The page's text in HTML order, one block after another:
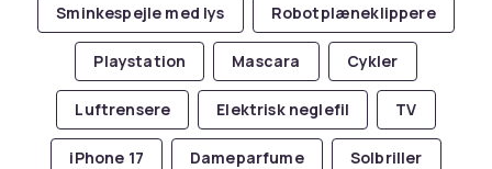
Sminkespejle med lys Robotplæneklippere
Playstation Mascara Cykler
Luftrensere Elektrisk neglefil TV
iPhone 17 Dameparfume Solbriller